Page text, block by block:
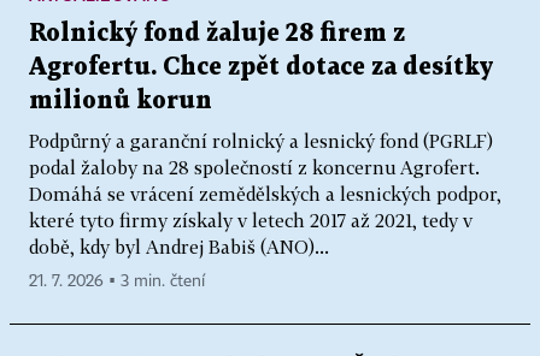
Rolnický fond žaluje 28 firem z
Agrofertu. Chce zpět dotace za desítky
milionů korun
Podpůrný a garanční rolnický a lesnický fond (PGRLF)
podal žaloby na 28 společností z koncernu Agrofert.
Domáhá se vrácení zemědělských a lesnických podpor,
které tyto firmy získaly v letech 2017 až 2021, tedy v
době, kdy byl Andrej Babiš (ANO)...
21. 7. 2026 ▪ 3 min. čtení